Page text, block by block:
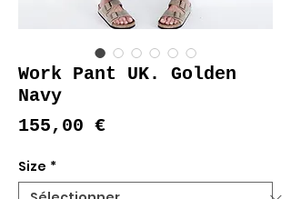
Work Pant UK. Golden
Navy
155,00 €Prix
Size *